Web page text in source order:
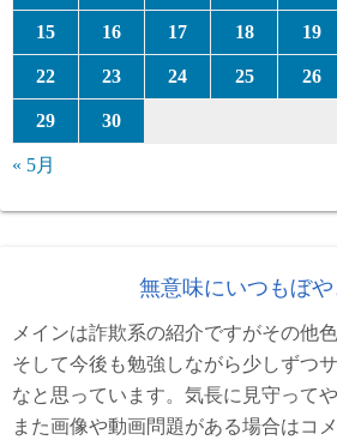
15 16 17 18 19
22 23 24 25 26
29 30
« 5月
無意味にいつもぼ
メインは詐欺系の紹介ですがその他
そして今後も勉強しながら少しずつ
なと思っています。気長に見守って
また画像や動画問題がある場合はコ